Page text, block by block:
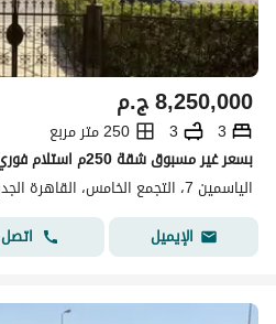
ج.م8,250,000
3
3
250 متر مربع
الياسمين 7، التجمع الخامس، القاهرة الجديدة، القاهرة
الإيميل
اتصل